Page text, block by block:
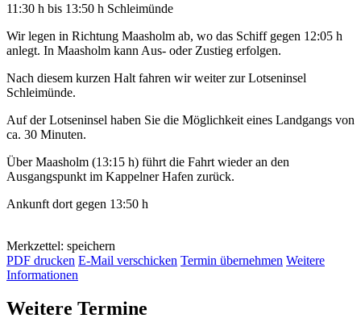
11:30 h bis 13:50 h Schleimünde
Wir legen in Richtung Maasholm ab, wo das Schiff gegen 12:05 h
anlegt. In Maasholm kann Aus- oder Zustieg erfolgen.
Nach diesem kurzen Halt fahren wir weiter zur Lotseninsel
Schleimünde.
Auf der Lotseninsel haben Sie die Möglichkeit eines Landgangs von
ca. 30 Minuten.
Über Maasholm (13:15 h) führt die Fahrt wieder an den
Ausgangspunkt im Kappelner Hafen zurück.
Ankunft dort gegen 13:50 h
Merkzettel: speichern
PDF drucken E-Mail verschicken Termin übernehmen Weitere
Informationen
Weitere Termine